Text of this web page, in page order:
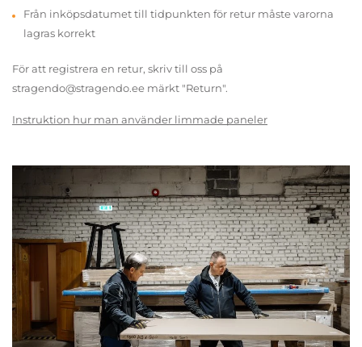
Från inköpsdatumet till tidpunkten för retur måste varorna
lagras korrekt
För att registrera en retur, skriv till oss på
stragendo@stragendo.ee märkt "Return".
Instruktion hur man använder limmade paneler